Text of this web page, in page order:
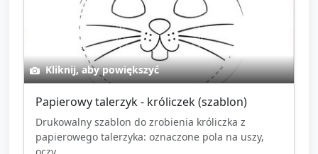
Kliknij, aby powiększyć
Papierowy talerzyk - króliczek (szablon)
Drukowalny szablon do zrobienia króliczka z
papierowego talerzyka: oznaczone pola na uszy,